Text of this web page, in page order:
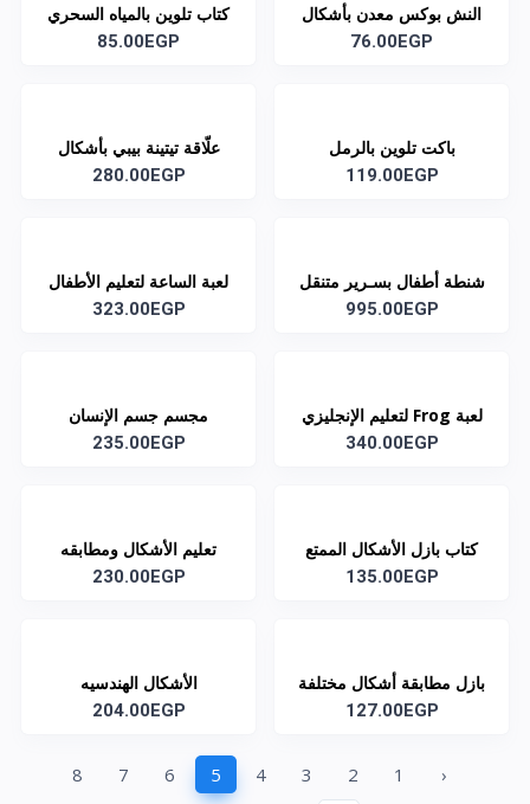
النش بوكس معدن بأشكال
ديزني
76.00EGP
كتاب تلوين بالمياه السحري
85.00EGP
باكت تلوين بالرمل
119.00EGP
علّاقة تيتينة بيبي بأشكال
حيوانات
280.00EGP
شنطة أطفال بسـرير متنقل
995.00EGP
لعبة الساعة لتعليم الأطفال
الوقت
323.00EGP
لعبة Frog لتعليم الإنجليزي
340.00EGP
مجسم جسم الإنسان
235.00EGP
كتاب بازل الأشكال الممتع
135.00EGP
تعليم الأشكال ومطابقه
الأشكال الهندسيه
230.00EGP
بازل مطابقة أشكال مختلفة
127.00EGP
الأشكال الهندسيه
204.00EGP
‹
1
2
3
4
5
6
7
8